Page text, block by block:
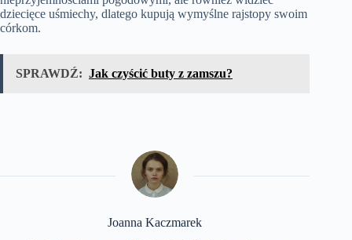
dziecięce uśmiechy, dlatego kupują wymyślne rajstopy swoim
córkom.
SPRAWDŹ: Jak czyścić buty z zamszu?
Joanna Kaczmarek